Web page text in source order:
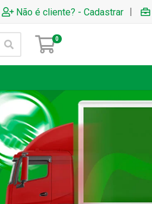
Não é cliente? - Cadastrar |
0